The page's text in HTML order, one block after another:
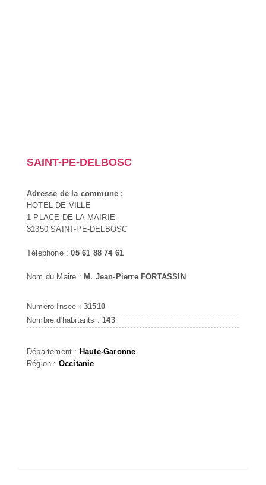
SAINT-PE-DELBOSC
Adresse de la commune :
HOTEL DE VILLE
1 PLACE DE LA MAIRIE
31350 SAINT-PE-DELBOSC
Téléphone :05 61 88 74 61
Nom du Maire : M. Jean-Pierre FORTASSIN
Numéro Insee : 31510
Nombre d'habitants : 143
Département : Haute-Garonne
Région : Occitanie